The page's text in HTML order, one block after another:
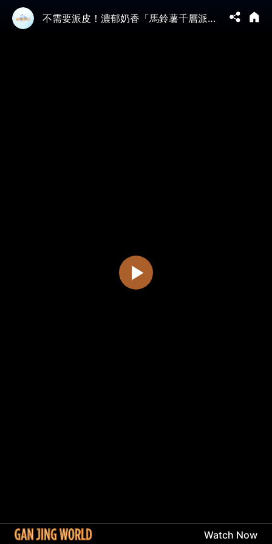
不需要派皮！濃郁奶香「馬鈴薯千層派」，簡單疊出法式家常菜！Gratin Dauphinois│法式馬鈴薯千層派│葉書佑 老師
Watch Now